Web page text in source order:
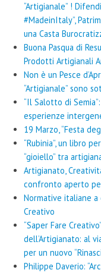
“Artigianale” !
#MadeinItaly”,
una Casta
Buona Pasqua di
Prodotti Artigianali
Non è un Pesce
“Artigianale” sono
“Il Salotto di
esperienze
19 Marzo, “Festa
“Rubinia”, un libro
“gioiello” tra
Artigianato,
confronto aperto
Normative italiane
Creativo
“Saper Fare
dell’Artigianato: al
per un nuovo
Philippe Daverio: